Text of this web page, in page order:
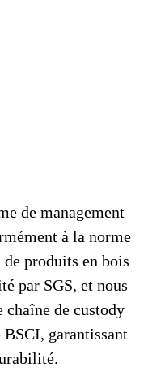
de management
à la norme
produits en bois
par SGS, et nous
chaîne de custody
garantissant